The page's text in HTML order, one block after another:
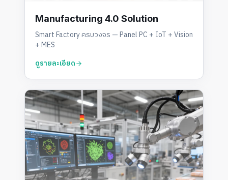
Manufacturing 4.0 Solution
Smart Factory ครบวงจร — Panel PC + IoT + Vision
+ MES
ดูรายละเอียด